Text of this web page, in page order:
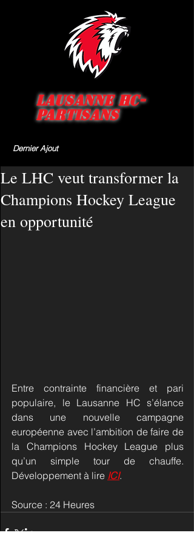
Lausanne HC-
Partisans
Dernier Ajout
Le LHC veut transformer la
Champions Hockey League
en opportunité
Entre contrainte financière et pari
populaire, le Lausanne HC s’élance
dans une nouvelle campagne
européenne avec l’ambition de faire de
la Champions Hockey League plus
qu’un simple tour de chauffe.
Développement à lire ICI.
Source : 24 Heures